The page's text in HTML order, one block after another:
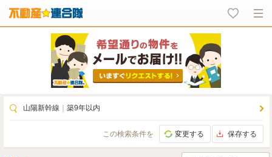
山陽新幹線 築9年以内
この検索条件を 変更する 保存する